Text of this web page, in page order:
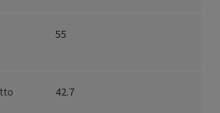
55
42.7